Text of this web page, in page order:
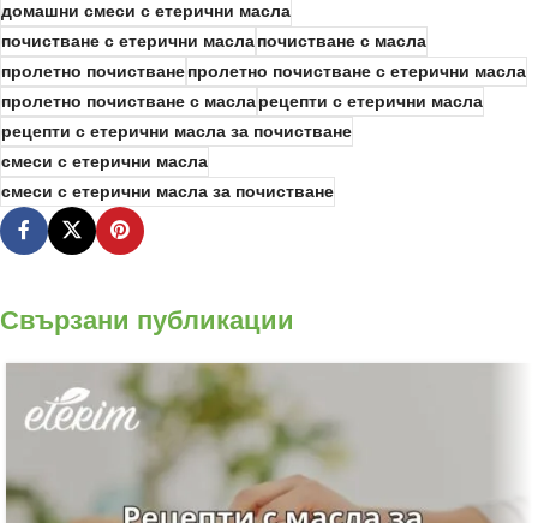
домашни смеси с етерични масла
почистване с етерични маслапочистване с масла
пролетно почистванепролетно почистване с етерични масла
пролетно почистване с масларецепти с етерични масла
рецепти с етерични масла за почистване
смеси с етерични масла
смеси с етерични масла за почистване
Свързани публикации